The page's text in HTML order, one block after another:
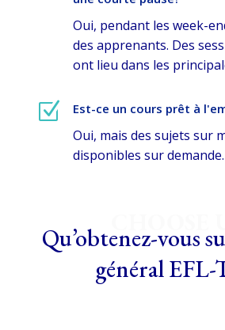
Oui, pendant les week-
des apprenants. Des
ont lieu dans les
Z Est-ce un cours prêt à
Oui, mais des sujets sur
disponibles sur demande.
CHOOSE
Qu’obtenez-vous
général